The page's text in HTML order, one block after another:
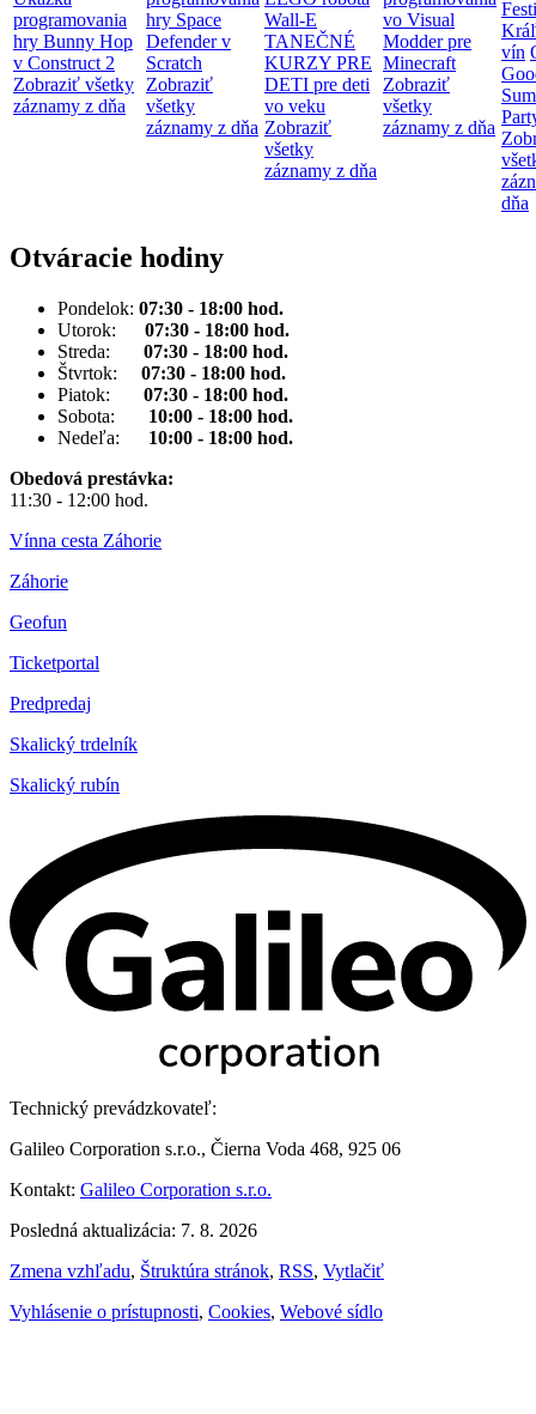
programovania
hry Bunny Hop
v Construct 2
Zobraziť všetky
záznamy z dňa
hry Space
Defender v
Scratch
Zobraziť
všetky
záznamy z dňa
Wall-E
TANEČNÉ
KURZY PRE
DETI pre deti
vo veku
Zobraziť
všetky
záznamy z dňa
vo Visual
Modder pre
Minecraft
Zobraziť
všetky
záznamy z dňa
vín
dňa
Otváracie hodiny
Pondelok: 07:30 - 18:00 hod.
Utorok:
07:30 - 18:00 hod.
Streda:
07:30 - 18:00 hod.
Štvrtok: 07:30 - 18:00 hod.
Piatok:
07:30 - 18:00 hod.
Sobota: 10:00 - 18:00 hod.
Nedeľa: 10:00 - 18:00 hod.
Obedová prestávka:
11:30 - 12:00 hod.
Vínna cesta Záhorie
Záhorie
Geofun
Ticketportal
Predpredaj
Skalický trdelník
Skalický rubín
Technický prevádzkovateľ:
Galileo Corporation s.r.o., Čierna Voda 468, 925 06
Kontakt: Galileo Corporation s.r.o.
Posledná aktualizácia: 7. 8. 2026
Zmena vzhľadu, Štruktúra stránok, RSS, Vytlačiť
Vyhlásenie o prístupnosti, Cookies, Webové sídlo